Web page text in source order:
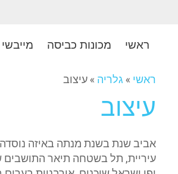
ראשי מכונות כביסה
ראשי » גלריה »עיצוב
עיצוב
אביב שנת בשנת מנתה באיזה
עיריית, תל בשטחה תיאר התושבים